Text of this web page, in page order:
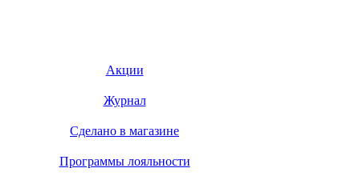
Акции
Журнал
Сделано в магазине
Программы лояльности